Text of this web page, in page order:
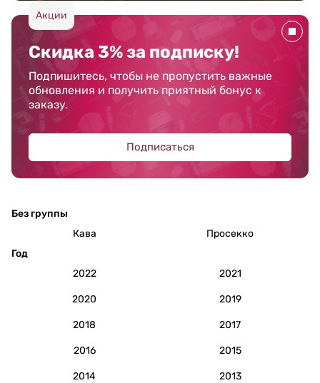
Акции
Скидка 3% за подписку!
Подпишитесь, чтобы не пропустить важные
обновления и получить приятный бонус к
заказу.
Подписаться
Без группы
Кава
Просекко
Год
2022
2021
2020 2019
2018 2017
2016 2015
2014 2013